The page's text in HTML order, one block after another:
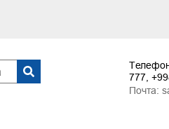
777,
Почта: